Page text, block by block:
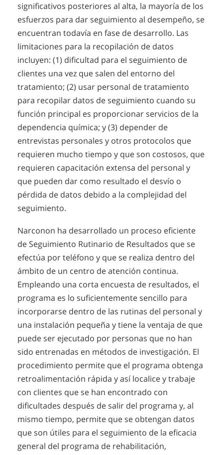
significativos posteriores al alta, la mayoría de los
esfuerzos para dar seguimiento al desempeño, se
encuentran todavía en fase de desarrollo. Las
limitaciones para la recopilación de datos
incluyen: (1) dificultad para el seguimiento de
clientes una vez que salen del entorno del
tratamiento; (2) usar personal de tratamiento
para recopilar datos de seguimiento cuando su
función principal es proporcionar servicios de la
dependencia química; y (3) depender de
entrevistas personales y otros protocolos que
requieren mucho tiempo y que son costosos, que
requieren capacitación extensa del personal y
que pueden dar como resultado el desvío o
pérdida de datos debido a la complejidad del
seguimiento.
Narconon ha desarrollado un proceso eficiente
de Seguimiento Rutinario de Resultados que se
efectúa por teléfono y que se realiza dentro del
ámbito de un centro de atención continua.
Empleando una corta encuesta de resultados, el
programa es lo suficientemente sencillo para
incorporarse dentro de las rutinas del personal y
una instalación pequeña y tiene la ventaja de que
puede ser ejecutado por personas que no han
sido entrenadas en métodos de investigación. El
procedimiento permite que el programa obtenga
retroalimentación rápida y así localice y trabaje
con clientes que se han encontrado con
dificultades después de salir del programa y, al
mismo tiempo, permite que se obtengan datos
que son útiles para el seguimiento de la eficacia
general del programa de rehabilitación,